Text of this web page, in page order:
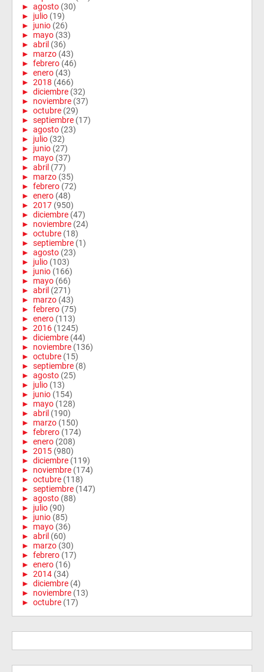
► agosto (30)
► julio (19)
► junio (26)
► mayo (33)
► abril (36)
► marzo (43)
► febrero (46)
► enero (43)
► 2018 (466)
► diciembre (32)
► noviembre (37)
► octubre (29)
► septiembre (17)
► agosto (23)
► julio (32)
► junio (27)
► mayo (37)
► abril (77)
► marzo (35)
► febrero (72)
► enero (48)
► 2017 (950)
► diciembre (47)
► noviembre (24)
► octubre (18)
► septiembre (1)
► agosto (23)
► julio (103)
► junio (166)
► mayo (66)
► abril (271)
► marzo (43)
► febrero (75)
► enero (113)
► 2016 (1245)
► diciembre (44)
► noviembre (136)
► octubre (15)
► septiembre (8)
► agosto (25)
► julio (13)
► junio (154)
► mayo (128)
► abril (190)
► marzo (150)
► febrero (174)
► enero (208)
► 2015 (980)
► diciembre (119)
► noviembre (174)
► octubre (118)
► septiembre (147)
► agosto (88)
► julio (90)
► junio (85)
► mayo (36)
► abril (60)
► marzo (30)
► febrero (17)
► enero (16)
► 2014 (34)
► diciembre (4)
► noviembre (13)
► octubre (17)